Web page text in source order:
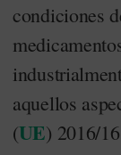
condiciones
aquellos
(UE) 2016/